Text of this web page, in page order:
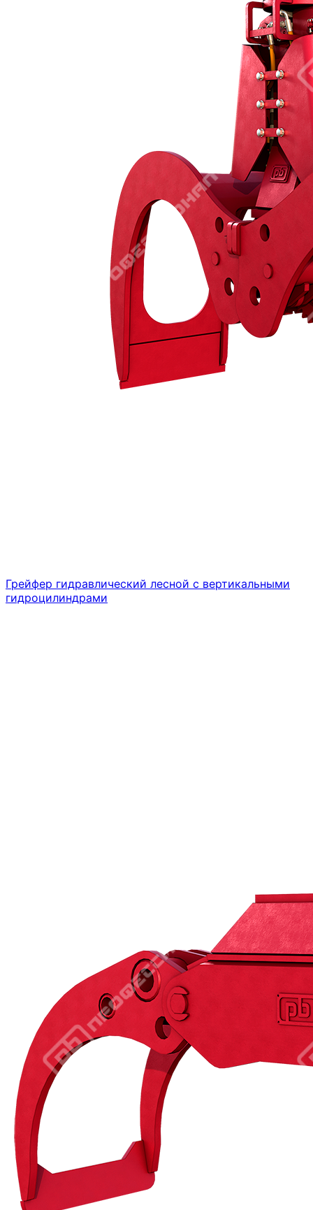
Грейфер гидравлический лесной с вертикальными
гидроцилиндрами